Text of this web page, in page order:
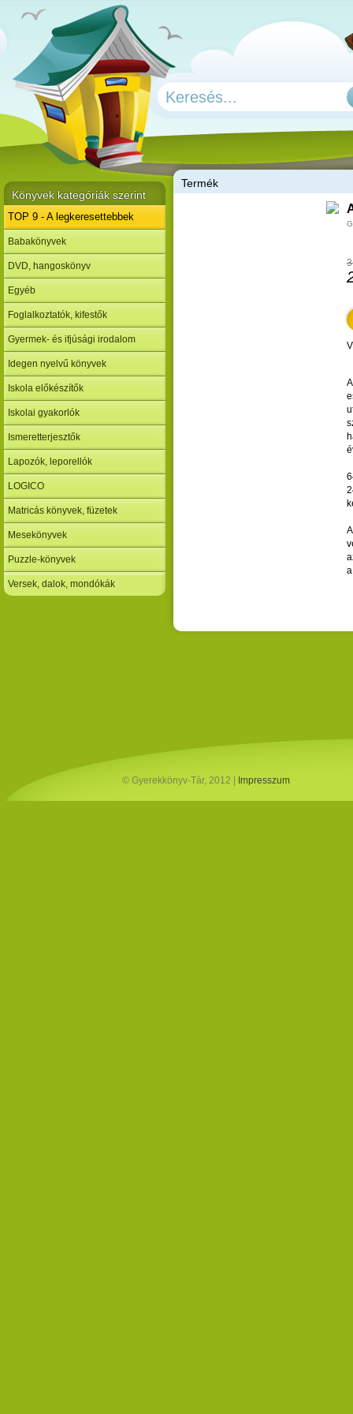
Termék
Könyvek kategóriák szerint
TOP 9 - A legkeresettebbek
Babakönyvek
DVD, hangoskönyv
Egyéb
Foglalkoztatók, kifestők
Gyermek- és ifjúsági irodalom
Idegen nyelvű könyvek
Iskola előkészítők
Iskolai gyakorlók
Ismeretterjesztők
Lapozók, leporellók
LOGICO
Matricás könyvek, füzetek
Mesekönyvek
Puzzle-könyvek
Versek, dalok, mondókák
© Gyerekkönyv-Tár, 2012 | Impresszum